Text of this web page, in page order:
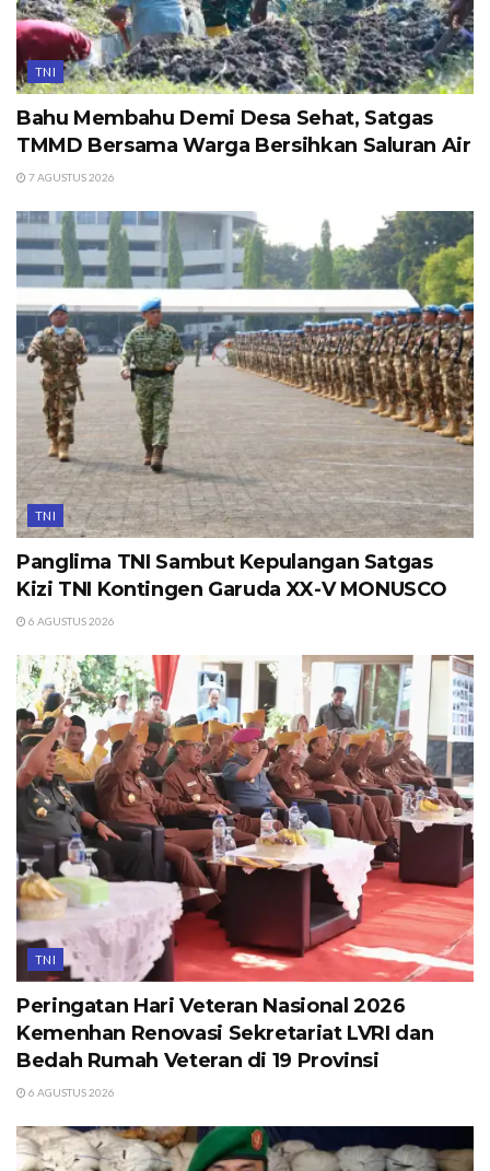
TNI
Bahu Membahu Demi Desa Sehat, Satgas
TMMD Bersama Warga Bersihkan Saluran Air
7 AGUSTUS 2026
TNI
Panglima TNI Sambut Kepulangan Satgas
Kizi TNI Kontingen Garuda XX-V MONUSCO
6 AGUSTUS 2026
TNI
Peringatan Hari Veteran Nasional 2026
Kemenhan Renovasi Sekretariat LVRI dan
Bedah Rumah Veteran di 19 Provinsi
6 AGUSTUS 2026